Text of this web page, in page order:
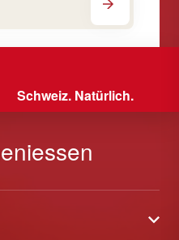
Schweiz. Natürlich.